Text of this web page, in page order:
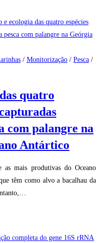
/ Monitorização / Pesca /
quatro
com palangre na
Antártico
mais produtivas do Oceano
têm como alvo a bacalhau da